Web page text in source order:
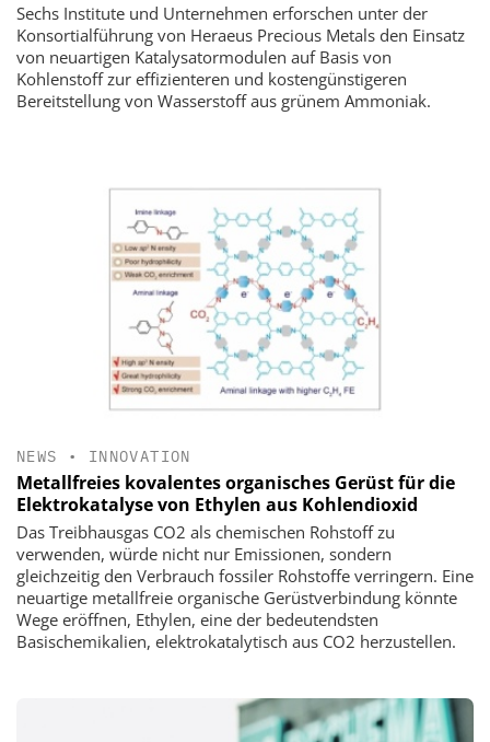
Sechs Institute und Unternehmen erforschen unter der
Konsortialführung von Heraeus Precious Metals den Einsatz
von neuartigen Katalysatormodulen auf Basis von
Kohlenstoff zur effizienteren und kostengünstigeren
Bereitstellung von Wasserstoff aus grünem Ammoniak.
NEWS • INNOVATION
Metallfreies kovalentes organisches Gerüst für die
Elektrokatalyse von Ethylen aus Kohlendioxid
Das Treibhausgas CO2 als chemischen Rohstoff zu
verwenden, würde nicht nur Emissionen, sondern
gleichzeitig den Verbrauch fossiler Rohstoffe verringern. Eine
neuartige metallfreie organische Gerüstverbindung könnte
Wege eröffnen, Ethylen, eine der bedeutendsten
Basischemikalien, elektrokatalytisch aus CO2 herzustellen.